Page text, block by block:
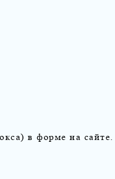
в форме на сайте.